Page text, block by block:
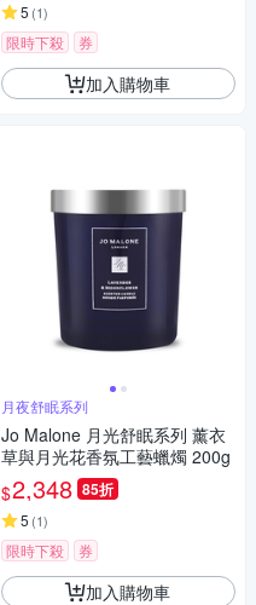
5 (1)
限時下殺 券
加入購物車
月夜舒眠系列
Jo Malone 月光舒眠系列 薰衣
草與月光花香氛工藝蠟燭 200g
$2,348 85折
5 (1)
限時下殺 券
加入購物車